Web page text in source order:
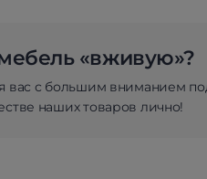
«вживую»?
вас с большим вниманием
наших товаров лично!